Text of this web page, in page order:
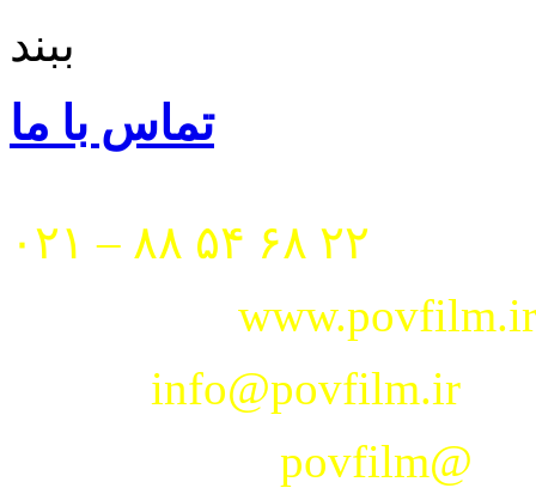
ببند
تماس با ما
۲۲ ۶۸ ۵۴ ۸۸ – ۰۲۱
www.povfilm.ir
info@povfilm.ir
povfilm@